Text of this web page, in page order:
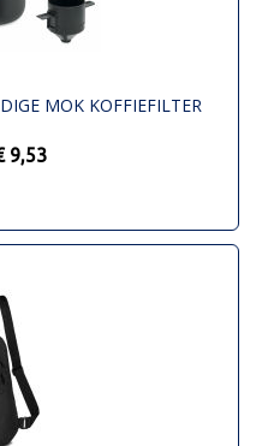
MOK KOFFIEFILTER
9,53